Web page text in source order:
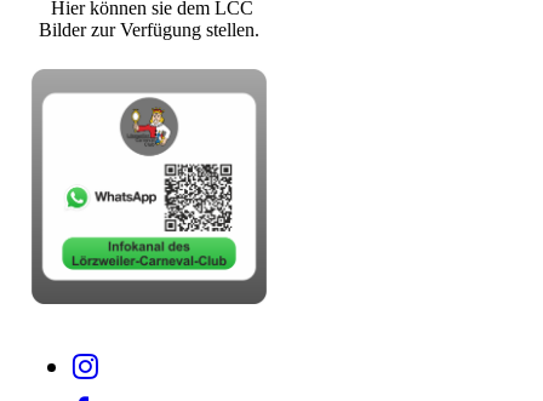
Hier können sie dem LCC
Bilder zur Verfügung stellen.